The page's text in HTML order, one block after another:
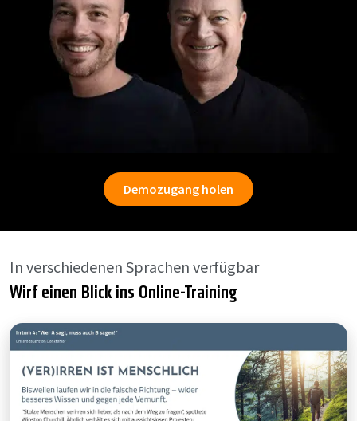
Demozugang holen
In verschiedenen Sprachen verfügbar
Wirf einen Blick ins Online-Training